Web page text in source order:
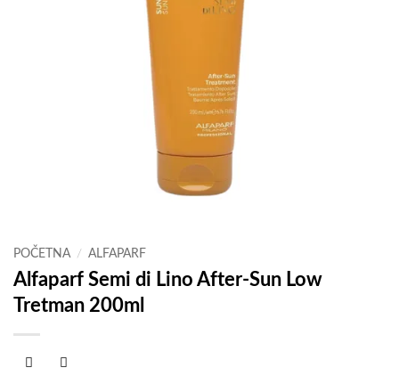
POČETNA / ALFAPARF
Alfaparf Semi di Lino After-Sun Low
Tretman 200ml